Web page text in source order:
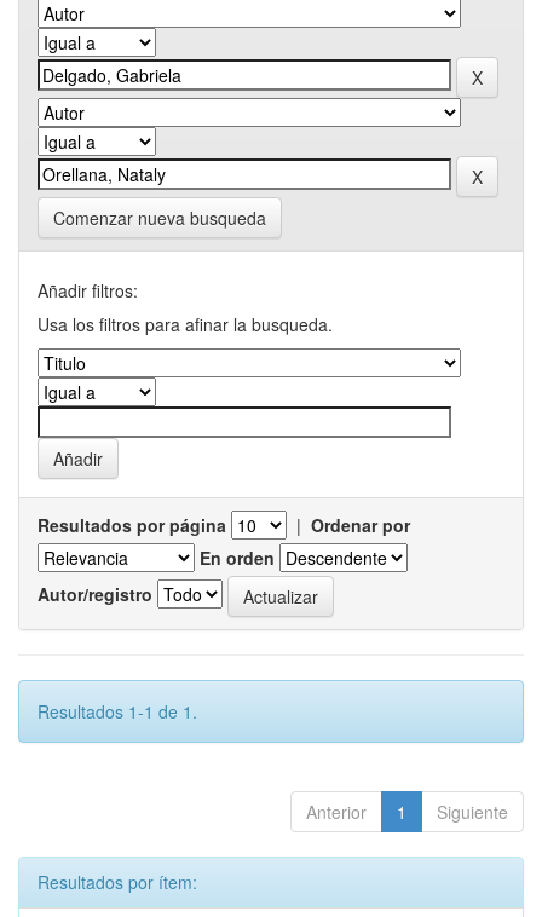
Comenzar nueva busqueda
Añadir filtros:
Usa los filtros para afinar la busqueda.
Resultados por página | Ordenar por
En orden
Autor/registro
Resultados 1-1 de 1.
Anterior 1 Siguiente
Resultados por ítem: